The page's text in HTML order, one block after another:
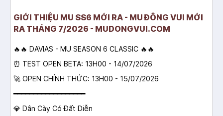
GIỚI THIỆU MU SS6 MỚI RA - MU ĐÔNG VUI MỚI
RA THÁNG 7/2026 - MUDONGVUI.COM
🔥🔥 DAVIAS - MU SEASON 6 CLASSIC 🔥🔥
⏰ TEST OPEN BETA: 13H00 - 14/07/2026
🚀 OPEN CHÍNH THỨC: 13H00 - 15/07/2026
━━━━━━━━━━━━━━━━━━
💎 Dân Cày Có Đất Diễn